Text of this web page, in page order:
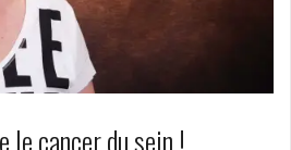
le cancer du sein !